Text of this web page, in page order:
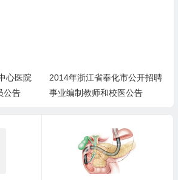
心医院
公告
2014年浙江省奉化市公开招聘
事业编制教师和校医公告